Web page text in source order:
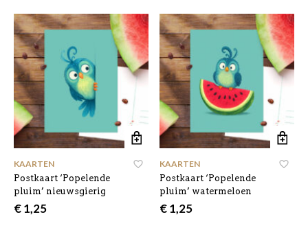
KAARTEN
Postkaart ‘Popelende
pluim’ nieuwsgierig
€1,25
KAARTEN
Postkaart ‘Popelende
pluim’ watermeloen
€1,25